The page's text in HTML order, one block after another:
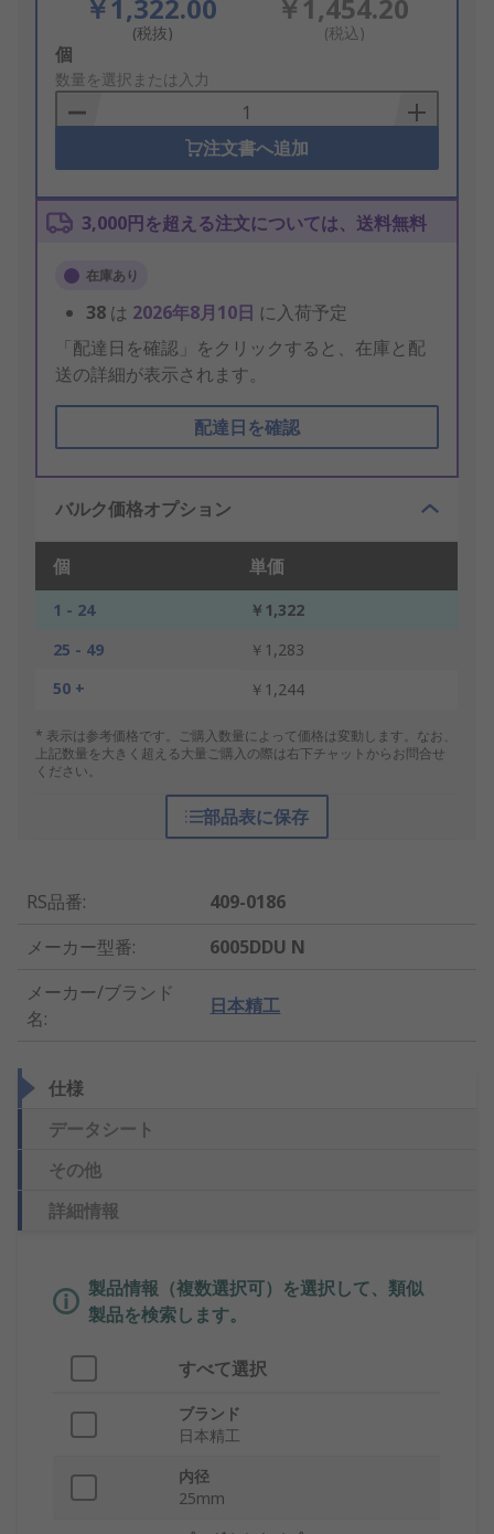
￥1,322.00
(税抜)
￥1,454.20
(税込)
Add
to
Basket
個
数量を選択または入力
注文書へ追加
3,000円を超える注文については、送料無料
在庫あり
38 は 2026年8月10日 に入荷予定
「配達日を確認」をクリックすると、在庫と配
送の詳細が表示されます。
配達日を確認
バルク価格オプション
個 単価
1 - 24
￥1,322
25 - 49
￥1,283
50 +
￥1,244
* 表示は参考価格です。ご購入数量によって価格は変動します。なお、
上記数量を大きく超える大量ご購入の際は右下チャットからお問合せ
ください。
部品表に保存
RS品番:
409-0186
メーカー型番:
6005DDU N
メーカー/ブランド
名:
日本精工
仕様
データシート
その他
詳細情報
製品情報（複数選択可）を選択して、類似
製品を検索します。
すべて選択
ブランド
日本精工
内径
25mm